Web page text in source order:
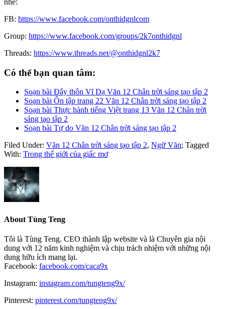
nhé:
FB: https://www.facebook.com/onthidgnlcom
Group: https://www.facebook.com/groups/2k7onthidgnl
Threads: https://www.threads.net/@onthidgnl2k7
Có thể bạn quan tâm:
Soạn bài Đây thôn Vĩ Dạ Văn 12 Chân trời sáng tạo tập 2
Soạn bài Ôn tập trang 22 Văn 12 Chân trời sáng tạo tập 2
Soạn bài Thực hành tiếng Việt trang 13 Văn 12 Chân trời
sáng tạo tập 2
Soạn bài Tự do Văn 12 Chân trời sáng tạo tập 2
Filed Under: Văn 12 Chân trời sáng tạo tập 2, Ngữ Văn; Tagged
With: Trong thế giới của giấc mơ
About Tùng Teng
Tôi là Tùng Teng. CEO thành lập website và là Chuyên gia nội
dung với 12 năm kinh nghiệm và chịu trách nhiệm với những nội
dung hữu ích mang lại.
Facebook: facebook.com/caca9x
Instagram: instagram.com/tungteng9x/
Pinterest: pinterest.com/tungteng9x/